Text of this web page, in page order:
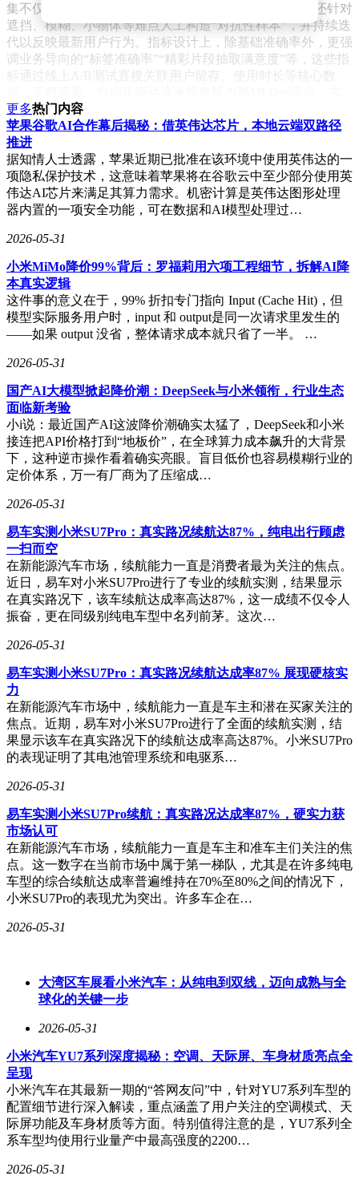
集不仅包含从抖音、剪映等平台脱敏的海量真实数据，还针对
遮挡、模糊、小物体等难点人工构造“对抗性样本”，并持续迭
代以反映最新用户行为。指标设计上，除基础准确率外，更强
调业务导向的“标签准确率”“精彩片段抽取满意度”等，这些指
标通过线上A/B测试直接关联用户留存、使用时长等核心数
现模型更新后自动触发测试、生成包含错误案例分析的详细报
告，确保评估效率与可复现性。对于图像美学评价、内容安全
审核等主观性强的任务，则引入人工评估团队对模型输出进行
评分纠偏，形成“评估-迭代”的闭环。
在这套精密体系中，实习生承担着连接技术与业务的桥梁角
色。以吴家麒的实习经历为例，他的工作从评估数据预处理开
核，这一过程让他直观理解模型面临的真实挑战。随后，他参
与基准测试的执行与监控，在导师指导下运行自动化脚本，排
查测试异常是源于数据问题还是模型缺陷。测试完成后，他需
将枯燥的指标数据转化为可视化报告，通过图表高亮模型进步
与退步点，并从错误案例中归纳常见模式（如模型在识别“手
持物品”时频繁出错），这些分析直接为算法优化提供方向。
在人工评估环节，他的判断与其他评估员的数据共同用于校准
模型与人类认知的偏差，成为提升模型实用性的关键一环。
不同业务场景对评估维度的侧重差异，进一步凸显了字节跳动
评估体系的独特性。电商公司可能更关注商品抠图精度，自动
驾驶企业则对行人检测召回率要求严苛，而字节跳动的业务生
态决定了其评估深度融合“内容理解”与“创作辅助”效果。例
如，评估视频理解模型时，不仅考察物体识别准确率，更关注
其生成的标签、摘要能否提升内容推荐点击率，或精准定位片
模型优化与用户体验形成强耦合。
对于吴家麒这样的实习生而言，参与工业级评估流程的价值远
超技术实践本身。他在整理错误案例时发现，模型对“动态场
景中的小物体”识别率较低，这一发现不仅推动团队针对性优
化算法，更让他理解到，真实场景中的技术挑战远比公开数据
集复杂。他在个人账号“麒迹”中分享的实习感悟，将产业一线
的实践经验反馈给技术社区，形成“学习-实践-反馈”的正向循
在算法创新竞争日益激烈的当下，具备严谨评估思维与工程化
能力的复合型人才，正成为推动技术落地的关键力量。
更多热门内容
苹果谷歌AI合作幕后揭秘：借英伟达芯片，本地云端双路径
推进
据知情人士透露，苹果近期已批准在该环境中使用英伟达的一
项隐私保护技术，这意味着苹果将在谷歌云中至少部分使用英
伟达AI芯片来满足其算力需求。机密计算是英伟达图形处理
器内置的一项安全功能，可在数据和AI模型处理过…
2026-05-31
小米MiMo降价99%背后：罗福莉用六项工程细节，拆解AI降
本真实逻辑
这件事的意义在于，99% 折扣专门指向 Input (Cache Hit)，但
模型实际服务用户时，input 和 output是同一次请求里发生的
——如果 output 没省，整体请求成本就只省了一半。 …
2026-05-31
国产AI大模型掀起降价潮：DeepSeek与小米领衔，行业生态
面临新考验
小i说：最近国产AI这波降价潮确实太猛了，DeepSeek和小米
接连把API价格打到“地板价”，在全球算力成本飙升的大背景
下，这种逆市操作看着确实亮眼。盲目低价也容易模糊行业的
定价体系，万一有厂商为了压缩成…
2026-05-31
易车实测小米SU7Pro：真实路况续航达87%，纯电出行顾虑
一扫而空
在新能源汽车市场，续航能力一直是消费者最为关注的焦点。
近日，易车对小米SU7Pro进行了专业的续航实测，结果显示
在真实路况下，该车续航达成率高达87%，这一成绩不仅令人
振奋，更在同级别纯电车型中名列前茅。这次…
2026-05-31
易车实测小米SU7Pro：真实路况续航达成率87% 展现硬核实
力
在新能源汽车市场中，续航能力一直是车主和潜在买家关注的
焦点。近期，易车对小米SU7Pro进行了全面的续航实测，结
果显示该车在真实路况下的续航达成率高达87%。小米SU7Pro
的表现证明了其电池管理系统和电驱系…
2026-05-31
易车实测小米SU7Pro续航：真实路况达成率87%，硬实力获
市场认可
在新能源汽车市场，续航能力一直是车主和准车主们关注的焦
点。这一数字在当前市场中属于第一梯队，尤其是在许多纯电
车型的综合续航达成率普遍维持在70%至80%之间的情况下，
小米SU7Pro的表现尤为突出。许多车企在…
2026-05-31
大湾区车展看小米汽车：从纯电到双线，迈向成熟与全
球化的关键一步
2026-05-31
小米汽车YU7系列深度揭秘：空调、天际屏、车身材质亮点全
呈现
小米汽车在其最新一期的“答网友问”中，针对YU7系列车型的
配置细节进行深入解读，重点涵盖了用户关注的空调模式、天
际屏功能及车身材质等方面。特别值得注意的是，YU7系列全
系车型均使用行业量产中最高强度的2200…
2026-05-31